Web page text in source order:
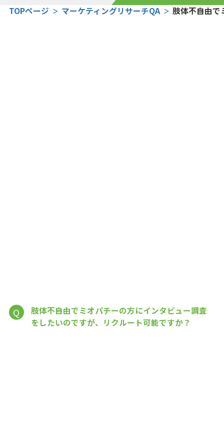
TOPページ マーケティングリサーチQA 肢体不自由で
Q
肢体不自由でミオパチーの方にインタビュー調査
をしたいのですが、リクルート可能ですか？